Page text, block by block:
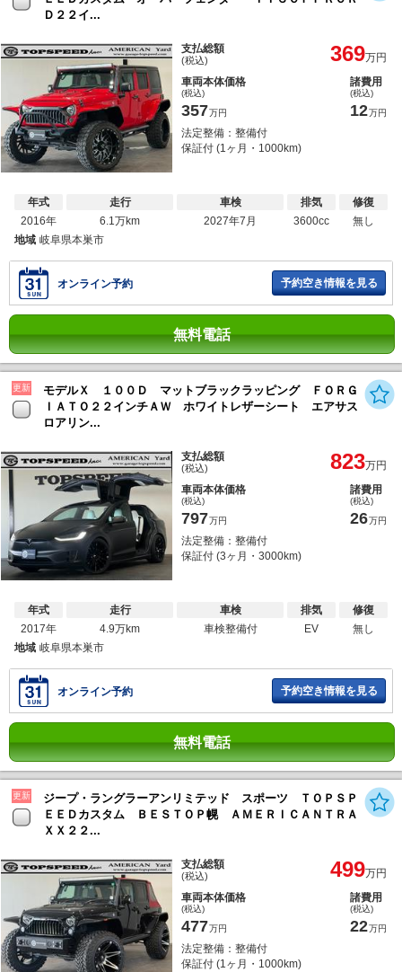
Ｄ２２イ...
支払総額
(税込) 369万円
車両本体価格
(税込)
357万円
諸費用
(税込)
12万円
法定整備：整備付
保証付 (1ヶ月・1000km)
年式
2016年
走行
6.1万km
車検
2027年7月
排気
3600cc
修復
無し
地域 岐阜県本巣市
オンライン予約 予約空き情報を見る
無料電話
更新
モデルＸ １００Ｄ マットブラックラッピング ＦＯＲＧ
ＩＡＴＯ２２インチＡＷ ホワイトレザーシート エアサス
ロアリン...
支払総額
(税込) 823万円
車両本体価格
(税込)
797万円
諸費用
(税込)
26万円
法定整備：整備付
保証付 (3ヶ月・3000km)
年式
2017年
走行
4.9万km
車検
車検整備付
排気
EV
修復
無し
地域 岐阜県本巣市
オンライン予約 予約空き情報を見る
無料電話
更新
ジープ・ラングラーアンリミテッド スポーツ ＴＯＰＳＰ
ＥＥＤカスタム ＢＥＳＴＯＰ幌 ＡＭＥＲＩＣＡＮＴＲＡ
ＸＸ２２...
支払総額
(税込) 499万円
車両本体価格
(税込)
477万円
諸費用
(税込)
22万円
法定整備：整備付
保証付 (1ヶ月・1000km)